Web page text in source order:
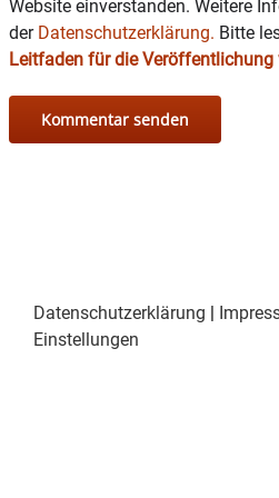
Spende für den
Neuheiten für seinen
Falls noch jemand als
möchte, kann er sich gerne
Website einverstanden. Weitere
der Datenschutzerklärung. Bitte
Leitfaden für die Veröffentlichung
Datenschutzerklärung |
Einstellungen